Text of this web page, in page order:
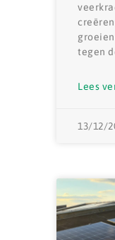
tegen
Lees
13/12/